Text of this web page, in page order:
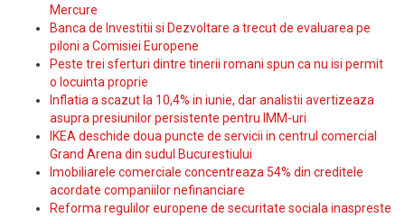
Mercure
Banca de Investitii si Dezvoltare a trecut de evaluarea pe
piloni a Comisiei Europene
Peste trei sferturi dintre tinerii romani spun ca nu isi permit
o locuinta proprie
Inflatia a scazut la 10,4% in iunie, dar analistii avertizeaza
asupra presiunilor persistente pentru IMM-uri
IKEA deschide doua puncte de servicii in centrul comercial
Grand Arena din sudul Bucurestiului
Imobiliarele comerciale concentreaza 54% din creditele
acordate companiilor nefinanciare
Reforma regulilor europene de securitate sociala inaspreste